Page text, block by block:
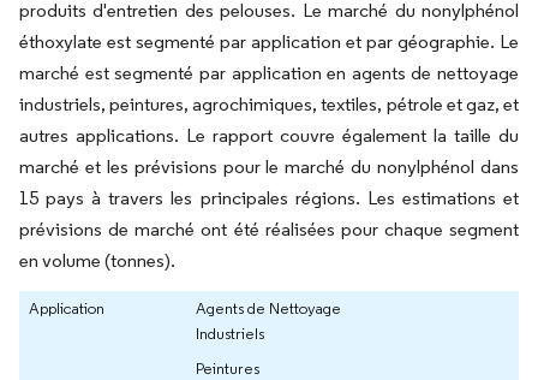
produits d'entretien des pelouses. Le marché du nonylphénol
éthoxylate est segmenté par application et par géographie. Le
marché est segmenté par application en agents de nettoyage
industriels, peintures, agrochimiques, textiles, pétrole et gaz, et
autres applications. Le rapport couvre également la taille du
marché et les prévisions pour le marché du nonylphénol dans
15 pays à travers les principales régions. Les estimations et
prévisions de marché ont été réalisées pour chaque segment
en volume (tonnes).
Application
Agents de Nettoyage
Industriels
Peintures